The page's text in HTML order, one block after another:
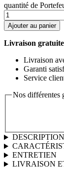
quantité de
Ajouter au panier
Livraison gratuite
Livraison
Garanti
Service
Nos différentes
DESCRIPTION
ENTRETIEN
LIVRAISON